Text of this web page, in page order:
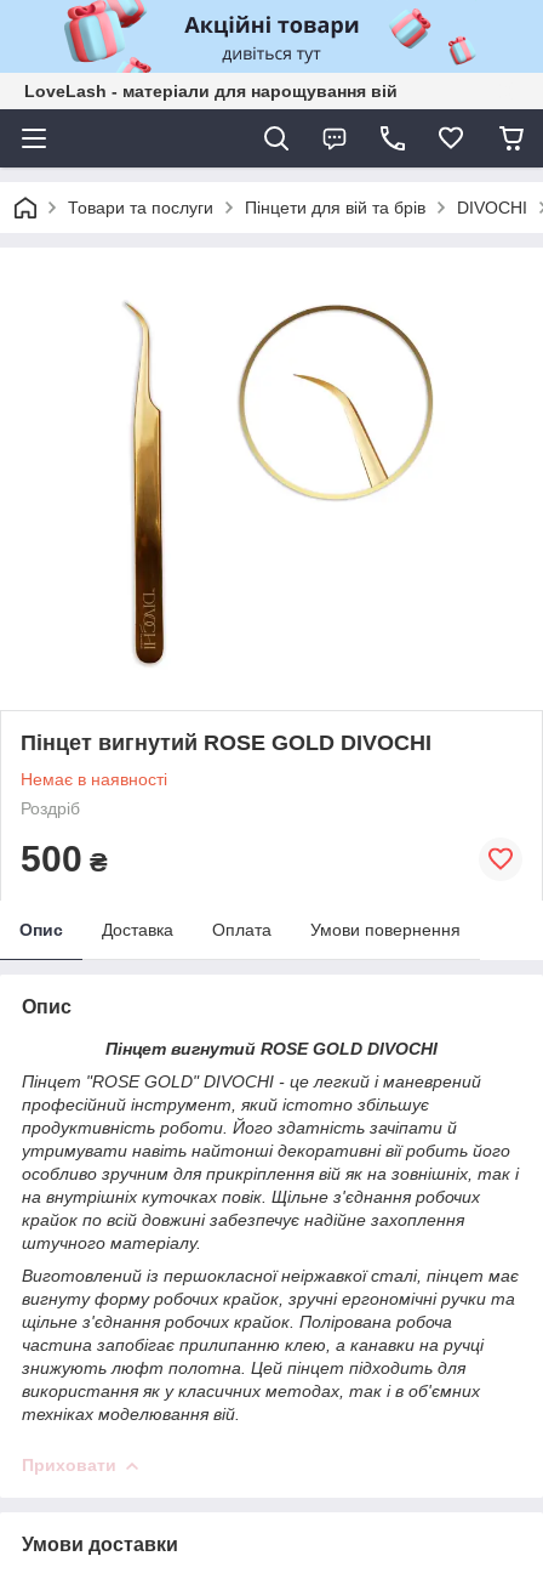
LoveLash - матеріали для нарощування вій
Товари та послуги Пінцети для вій та брів DIVOCHI
Пінцет вигнутий ROSE GOLD DIVOCHI
Немає в наявності
Роздріб
500 ₴
Опис Доставка Оплата Умови повернення
Опис
Пінцет вигнутий ROSE GOLD DIVOCHI
Пінцет "ROSE GOLD" DIVOCHI - це легкий і маневрений
професійний інструмент, який істотно збільшує
продуктивність роботи. Його здатність зачіпати й
утримувати навіть найтонші декоративні вії робить його
особливо зручним для прикріплення вій як на зовнішніх, так і
на внутрішніх куточках повік. Щільне з'єднання робочих
крайок по всій довжині забезпечує надійне захоплення
штучного матеріалу.
Виготовлений із першокласної неіржавкої сталі, пінцет має
вигнуту форму робочих крайок, зручні ергономічні ручки та
щільне з'єднання робочих крайок. Полірована робоча
частина запобігає прилипанню клею, а канавки на ручці
знижують люфт полотна. Цей пінцет підходить для
використання як у класичних методах, так і в об'ємних
техніках моделювання вій.
Приховати
Умови доставки